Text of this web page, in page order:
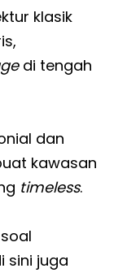
klasik
di tengah
dan
kawasan
timeless.
sini juga